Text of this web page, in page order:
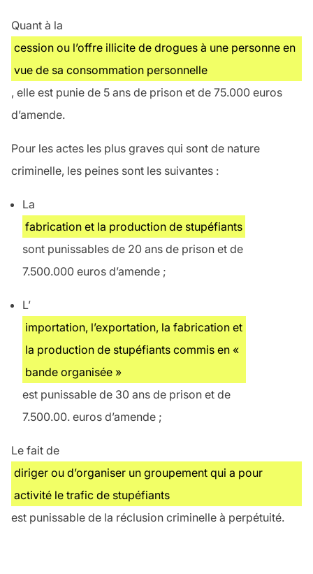
Quant à la
cession ou l’offre illicite de drogues à une personne en
vue de sa consommation personnelle
, elle est punie de 5 ans de prison et de 75.000 euros
d’amende.
Pour les actes les plus graves qui sont de nature
criminelle, les peines sont les suivantes :
La
fabrication et la production de stupéfiants
sont punissables de 20 ans de prison et de
7.500.000 euros d’amende ;
L’
importation, l’exportation, la fabrication et
la production de stupéfiants commis en «
bande organisée »
est punissable de 30 ans de prison et de
7.500.00. euros d’amende ;
Le fait de
diriger ou d’organiser un groupement qui a pour
activité le trafic de stupéfiants
est punissable de la réclusion criminelle à perpétuité.